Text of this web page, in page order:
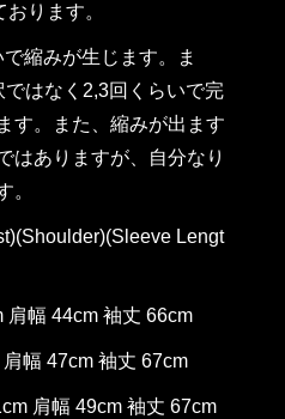
ります。
縮みが生じます。ま
はなく2,3回くらいで完
す。また、縮みが出ます
はありますが、自分なり
。
Lengt
肩幅 44cm 袖丈 66cm
幅 47cm 袖丈 67cm
肩幅 49cm 袖丈 67cm